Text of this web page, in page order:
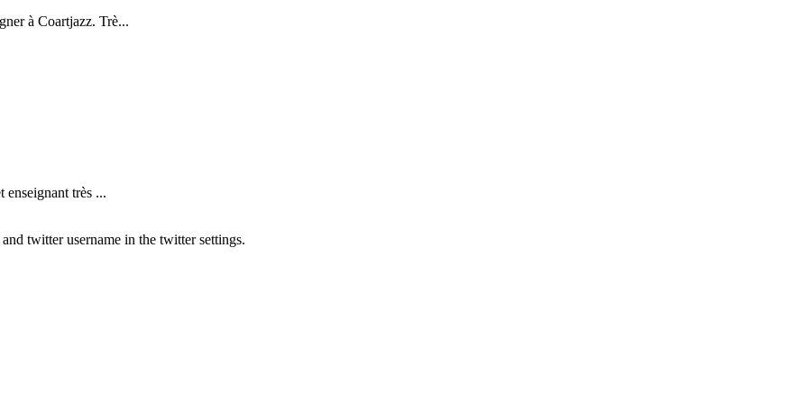
à Coartjazz. Trè...
enseignant très ...
twitter username in the twitter settings.